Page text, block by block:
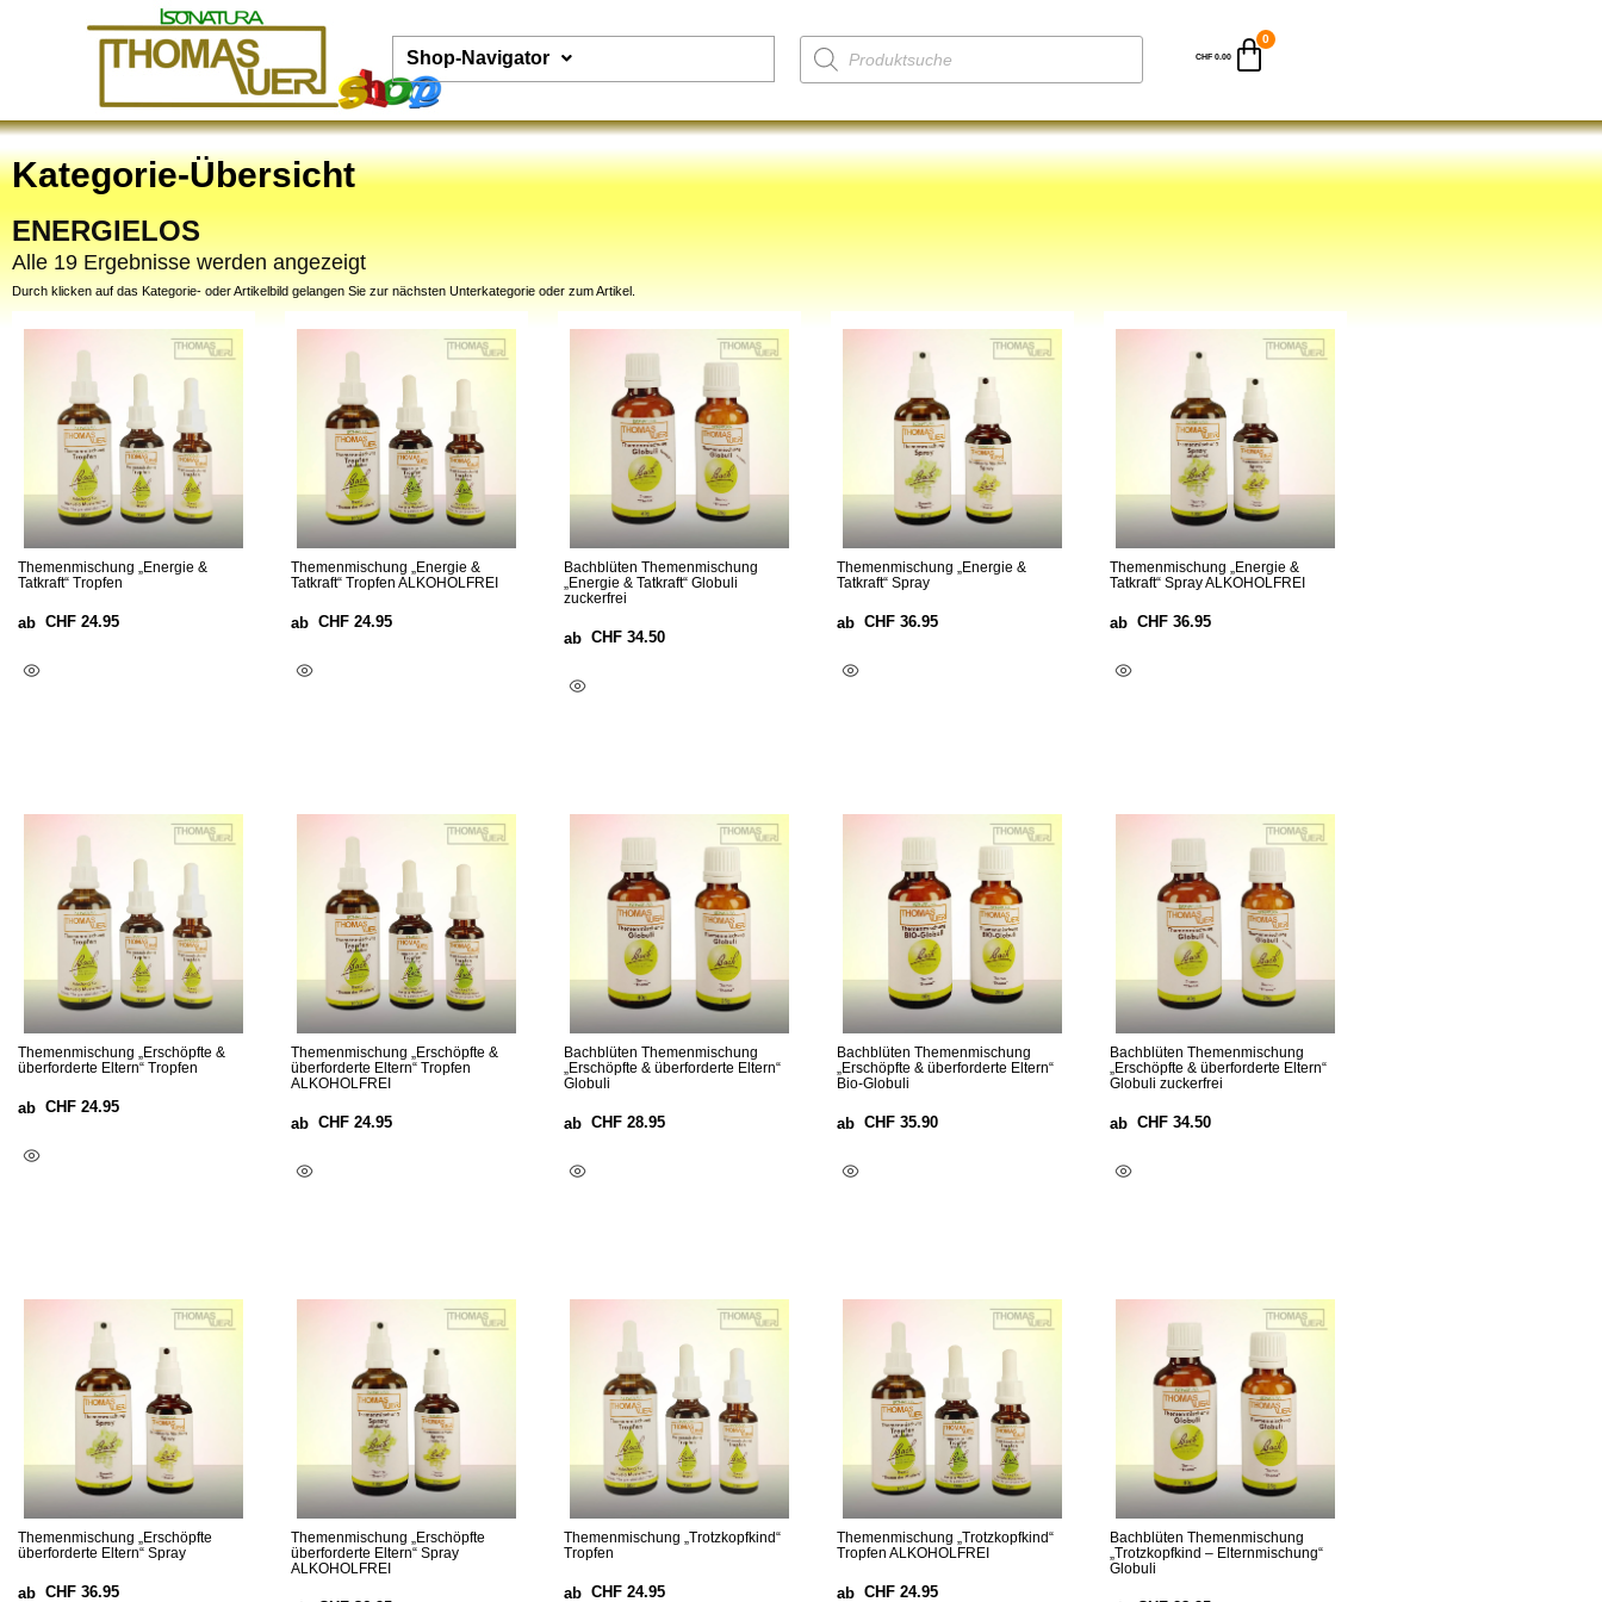
Shop-Navigator CHF0.00
Kategorie-Übersicht
ENERGIELOS
Alle 19 Ergebnisse werden angezeigt
Durch klicken auf das Kategorie- oder Artikelbild gelangen Sie zur nächsten Unterkategorie oder zum Artikel.
Themenmischung „Energie &
Tatkraft“ Tropfen
ab CHF 24.95
Themenmischung „Energie &
Tatkraft“ Tropfen ALKOHOLFREI
ab CHF 24.95
Bachblüten Themenmischung
„Energie & Tatkraft“ Globuli
zuckerfrei
ab CHF 34.50
Themenmischung „Energie &
Tatkraft“ Spray
ab CHF 36.95
Themenmischung „Energie &
Tatkraft“ Spray ALKOHOLFREI
ab CHF 36.95
Themenmischung „Erschöpfte &
überforderte Eltern“ Tropfen
ab CHF 24.95
Themenmischung „Erschöpfte &
überforderte Eltern“ Tropfen
ALKOHOLFREI
ab CHF 24.95
Bachblüten Themenmischung
„Erschöpfte & überforderte Eltern“
Globuli
ab CHF 28.95
Bachblüten Themenmischung
„Erschöpfte & überforderte Eltern“
Bio-Globuli
ab CHF 35.90
Bachblüten Themenmischung
„Erschöpfte & überforderte Eltern“
Globuli zuckerfrei
ab CHF 34.50
Themenmischung „Erschöpfte
überforderte Eltern“ Spray
ab CHF 36.95
Themenmischung „Erschöpfte
überforderte Eltern“ Spray
ALKOHOLFREI
Themenmischung „Trotzkopfkind“
Tropfen
ab CHF 24.95
Themenmischung „Trotzkopfkind“
Tropfen ALKOHOLFREI
ab CHF 24.95
Bachblüten Themenmischung
„Trotzkopfkind – Elternmischung“
Globuli